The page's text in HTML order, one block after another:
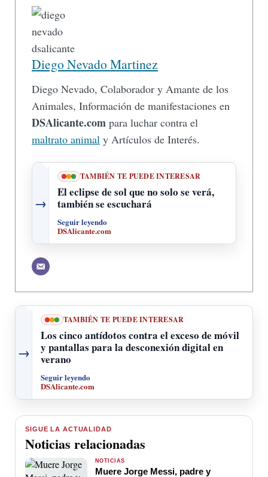
Diego Nevado Martinez
Diego Nevado, Colaborador y Amante de los
Animales, Información de manifestaciones en
DSAlicante.com para luchar contra el
maltrato animal y Artículos de Interés.
→
TAMBIÉN TE PUEDE INTERESAR
El eclipse de sol que no solo se verá,
también se escuchará
Seguir leyendo
DSAlicante.com
→
TAMBIÉN TE PUEDE INTERESAR
Los cinco antídotos contra el exceso de móvil
y pantallas para la desconexión digital en
verano
Seguir leyendo
DSAlicante.com
SIGUE LA ACTUALIDAD
Noticias relacionadas
NOTICIAS
Muere Jorge Messi, padre y